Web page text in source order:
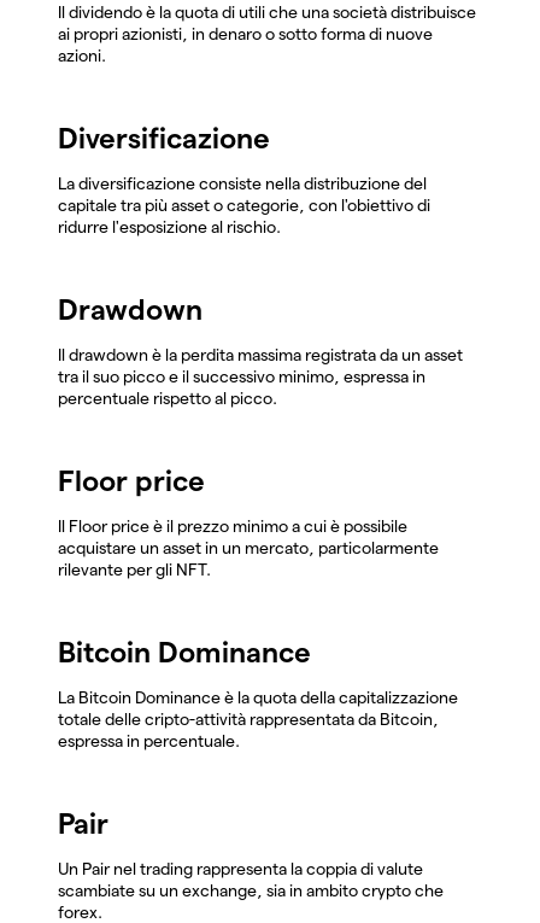
Il dividendo è la quota di utili che una società distribuisce
ai propri azionisti, in denaro o sotto forma di nuove
azioni.
Diversificazione
La diversificazione consiste nella distribuzione del
capitale tra più asset o categorie, con l'obiettivo di
ridurre l'esposizione al rischio.
Drawdown
Il drawdown è la perdita massima registrata da un asset
tra il suo picco e il successivo minimo, espressa in
percentuale rispetto al picco.
Floor price
Il Floor price è il prezzo minimo a cui è possibile
acquistare un asset in un mercato, particolarmente
rilevante per gli NFT.
Bitcoin Dominance
La Bitcoin Dominance è la quota della capitalizzazione
totale delle cripto-attività rappresentata da Bitcoin,
espressa in percentuale.
Pair
Un Pair nel trading rappresenta la coppia di valute
scambiate su un exchange, sia in ambito crypto che
forex.